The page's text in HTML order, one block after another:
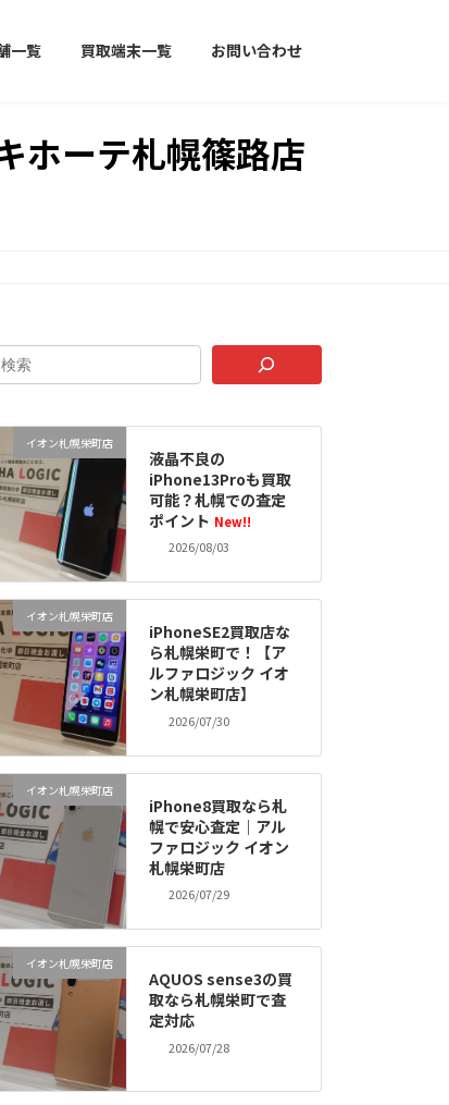
一覧 買取端末一覧 お問い合わせ
ホーテ札幌篠路店
イオン札幌栄町店
液晶不良の
iPhone13Proも買取
可能？札幌での査定
ポイント New!!
2026/08/03
イオン札幌栄町店
iPhoneSE2買取店な
ら札幌栄町で！【ア
ルファロジック イオ
ン札幌栄町店】
2026/07/30
イオン札幌栄町店
iPhone8買取なら札
幌で安心査定｜アル
ファロジック イオン
札幌栄町店
2026/07/29
イオン札幌栄町店
AQUOS sense3の買
取なら札幌栄町で査
定対応
2026/07/28